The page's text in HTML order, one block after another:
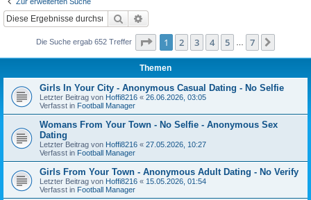
Suche
Die Suche ergab 652 Treffer Seite 1von
1 2 3 4 5 7
Themen
Girls In Your City - Anonymous Casual Dating - No Selfie
Letzter Beitrag von Hoffi8216 « 26.06.2026, 03:05
Verfasst in Football Manager
Womans From Your Town - No Selfie - Anonymous Sex
Dating
Letzter Beitrag von Hoffi8216 « 27.05.2026, 10:27
Verfasst in Football Manager
Girls From Your Town - Anonymous Adult Dating - No Verify
Letzter Beitrag von Hoffi8216 « 15.05.2026, 01:54
Verfasst in Football Manager